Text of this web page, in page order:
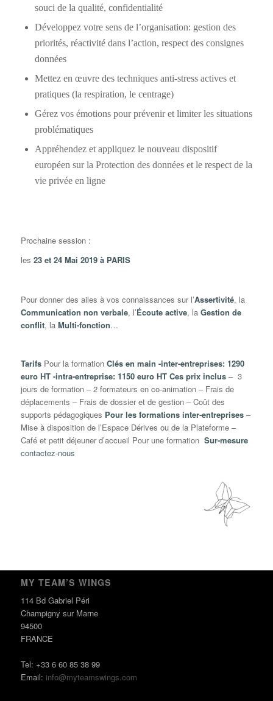
souci de la qualité, confidentialité
Développez votre sens de l’organisation: gestion des
priorités, réactivité dans l’action, respect des consignes
données
Mettez en œuvre des techniques anti-stress actives et
pratiques (la respiration, le centrage)
Gérez vos émotions pour prévenir et limiter les situations
problématiques
Appréhendez et appliquez le nouveau dispositif
européen sur la Protection des données et le respect de la
vie privée en ligne
Prochaine session :
les 23 et 24 Mai 2019 à PARIS
Pour donner des ailes à vos connaissances sur l’Assertivité, la
Communication non verbale, l’Écoute active, la Gestion de
conflit, la Multi-fonction…
TarifsPour la formation Clés en main -inter-entreprises: 1290
euro HT -intra-entreprise: 1150 euro HT Ces prix inclus– 3
jours de formation – 2 formateurs en co-animation – Frais de
déplacements – Frais de dossier et de gestion – Coût des
supports pédagogiques Pour les formations inter-entreprises–
Mise à disposition de l’Espace Dérives ou de la Plateforme –
Café et petit déjeuner d’accueil Pour une formation Sur-mesure
contactez-nous
MY TEAM’S WINGS
114 Bd Gabriel Péri
Champigny sur Marne
94500
FRANCE
Tel: +33 6 60 85 38 99
Email: info@myteamswings.com